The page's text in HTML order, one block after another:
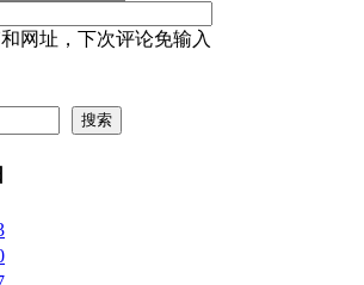
网址，下次评论免输入
搜索